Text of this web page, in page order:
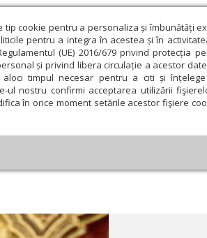
tip cookie pentru a personaliza și îmbunătăți
pentru a integra în acestea și în
(UE) 2016/679 privind protecția
și privind libera circulație a acestor
timpul necesar pentru a citi și
ul nostru confirmi acceptarea utilizării
în orice moment setările acestor fişiere
Comunicate de presă
spiritualitate Educaţie și Cultură
Martie Aprilie